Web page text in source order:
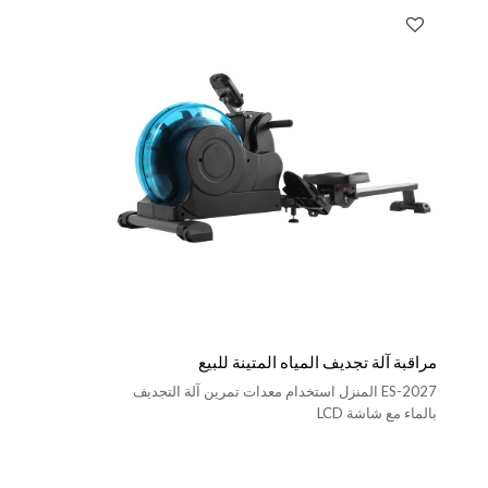
مراقبة آلة تجديف المياه المتينة للبيع
ES-2027 المنزل استخدام معدات تمرين آلة التجديف
بالماء مع شاشة LCD